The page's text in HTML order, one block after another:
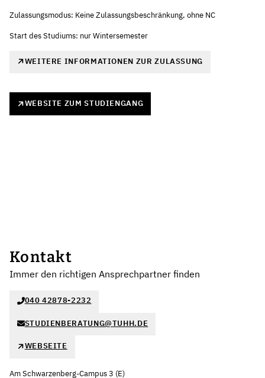
Zulassungsmodus: Keine Zulassungsbeschränkung, ohne NC
Start des Studiums: nur Wintersemester
WEITERE INFORMATIONEN ZUR ZULASSUNG
WEBSITE ZUM STUDIENGANG
Kontakt
Immer den richtigen Ansprechpartner finden
040 42878-2232
STUDIENBERATUNG@TUHH.DE
WEBSEITE
Am Schwarzenberg-Campus 3 (E)